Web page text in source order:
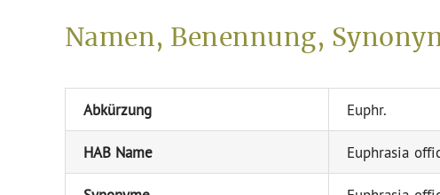
Namen, Benennung,
Abkürzung Euphr.
HAB Name Euphrasia